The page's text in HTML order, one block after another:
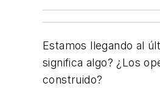
Estamos llegando al
significa algo? ¿Los
construido?